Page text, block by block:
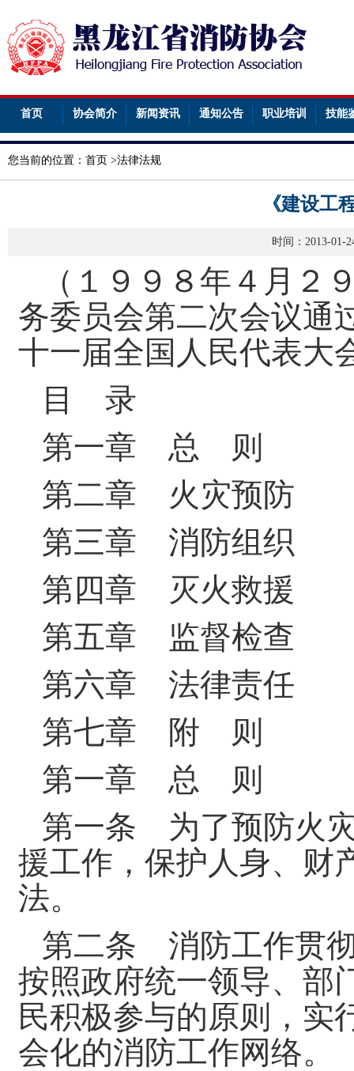
首页 协会简介 新闻资讯 通知公告 职业培训 技能
您当前的位置： 首页 >法律法规
《建设工
时间：2013-01-
（１９９８年４月２
务委员会第二次会议
十一届全国人民代表大
目 录
第一章 总 则
第二章 火灾预防
第三章 消防组织
第四章 灭火救援
第五章 监督检查
第六章 法律责任
第七章 附 则
第一章 总 则
第一条 为了预防火
援工作，保护人身、财
法。
第二条 消防工作贯
按照政府统一领导、部
民积极参与的原则，实
会化的消防工作网络。